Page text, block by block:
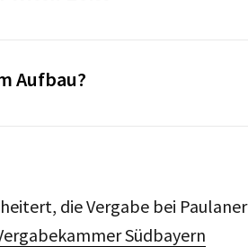
Aufbau?
die Vergabe bei Paulaner
Südbayern